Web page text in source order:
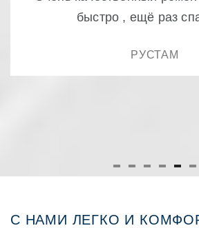
быстро , ещё раз
РУСТАМ
С НАМИ ЛЕГКО И